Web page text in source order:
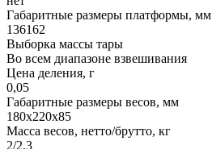
Габаритные размеры платформы, мм
136162
Выборка массы тары
Во всем диапазоне взвешивания
Цена деления, г
0,05
Габаритные размеры весов, мм
180x220x85
Масса весов, нетто/брутто, кг
2/2,3